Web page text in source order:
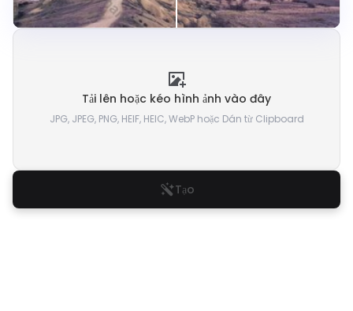
Tải lên hoặc kéo hình ảnh vào đây
JPG, JPEG, PNG, HEIF, HEIC, WebP hoặc Dán từ Clipboard
Tạo